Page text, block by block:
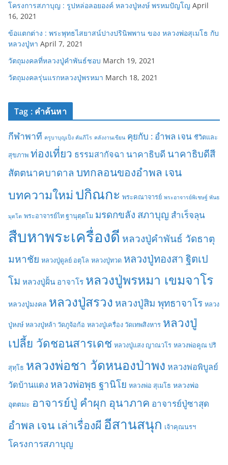
โครงการสภาบุญ : รูปหล่อลอยองค์ หลวงปู่หงษ์ พรหมปัญโญ April
16, 2021
ข้อแตกต่าง : พระพุทธไสยาสน์ปางปรินิพพาน ของ หลวงพ่อสุเมโธ กับ
หลวงปู่หา April 7, 2021
วัตถุมงคลที่หลวงปู่คำพันธ์ชอบ March 19, 2021
วัตถุมงคลรุ่นแรกหลวงปู่พรหมา March 18, 2021
Tag : คำค้นหา
กีฬาพาที ครูบาบุญเป็ง คัมภีโร คลังงานเขียน คุยกับ : อำพล เจน ชีวิตและ
สุขภาพ ท่องเที่ยว ธรรมสากัจฉา นาคาธิบดี นาคาธิบดีสี
สัตตนาคบาดาล บทกลอนของอำพล เจน
บทความใหม่ ปกิณกะ พระคณาจารย์ พระอาจารย์พิเชษฐ์ พันธ
มุตโต พระอาจารย์ไท ฐานุตฺตโม มรดกขลัง สภาบุญ สำเร็จลุน
สืบหาพระเครื่องดี หลวงปู่คำพันธ์ วัดธาตุ
มหาชัย หลวงปู่ดูลย์ อตุโล หลวงปู่ทวด หลวงปู่ทองสา ฐิตเป
โม หลวงปู่ฝั้น อาจาโร หลวงปู่พรหมา เขมจาโร
หลวงปู่มงคล หลวงปู่สรวง หลวงปู่สิม พุทธาจาโร หลวง
ปู่หงษ์ หลวงปู่หล้า วัดภูจ้อก้อ หลวงปู่เครื่อง วัดเทพสิงหาร หลวงปู่
เปลี้ย วัดชอนสารเดช หลวงปู่แสง ญาณวโร หลวงพ่อคูณ ปริ
สุทฺโธ หลวงพ่อชา วัดหนองป่าพง หลวงพ่อพิบูลย์
วัดบ้านแดง หลวงพ่อพุธ ฐานิโย หลวงพ่อ สุเมโธ หลวงพ่อ
อุตตมะ อาจารย์ปู่ คำผุก อุนาภาค อาจารย์ปู่ซาสุด
อำพล เจน เล่าเรื่องผี อีสานสนุก เจ้าคุณนรฯ
โครงการสภาบุญ